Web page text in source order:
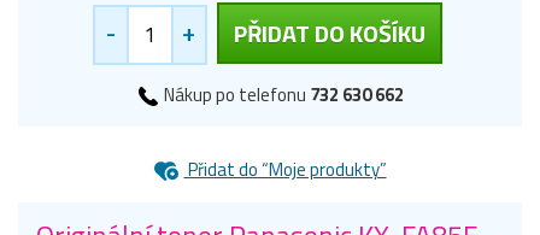
- + PŘIDAT DO KOŠÍKU
Nákup po telefonu 732 630 662
Přidat do “Moje produkty”